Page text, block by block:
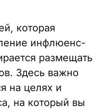
которая
инфлюенс-
размещать
Здесь важно
на целях и
на который вы